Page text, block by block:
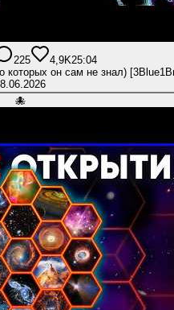
225 4,9K25:04
он сам не знал)
🐙